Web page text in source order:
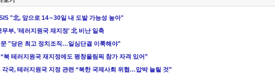
"北, 앞으로 14∼30일 내 도발 가능성 높아"
무부, '테러지원국 재지정' 北 비난 일축
"당은 최고 정치조직…일심단결 이룩해야"
“북 테러지원국 재지정에도 평창올림픽 참가 자격 있어”
각국, 테러지원국 지정 관련 “북한 국제사회 위협…압박 늘릴 것”